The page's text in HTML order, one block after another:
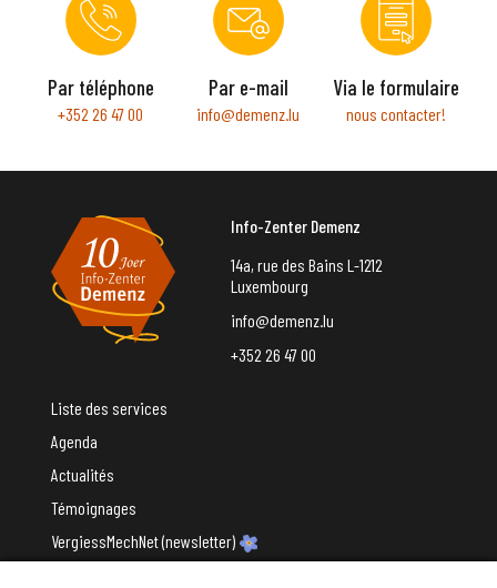
Par téléphone
+352 26 47 00
Par e-mail
info@demenz.lu
Via le formulaire
nous contacter!
Info-Zenter Demenz
14a, rue des Bains L-1212
Luxembourg
info@demenz.lu
+352 26 47 00
Liste des services
Agenda
Actualités
Témoignages
VergiessMechNet (newsletter)